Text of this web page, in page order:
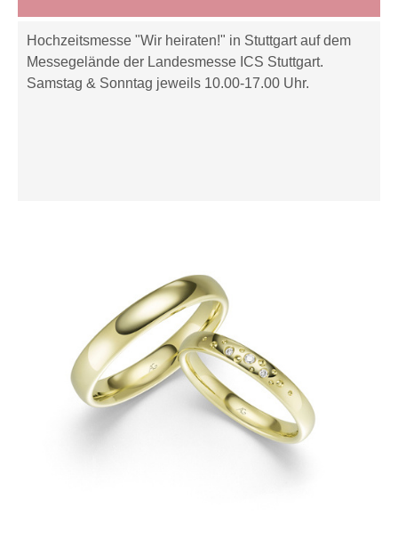
Hochzeitsmesse "Wir heiraten!" in Stuttgart auf dem
Messegelände der Landesmesse ICS Stuttgart.
Samstag & Sonntag jeweils 10.00-17.00 Uhr.